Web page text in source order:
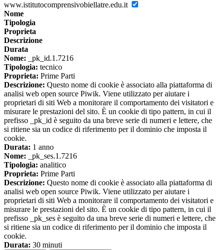
www.istitutocomprensivobiellatre.edu.it
Nome
Tipologia
Proprieta
Descrizione
Durata
Nome: _pk_id.1.7216
Tipologia: tecnico
Proprieta: Prime Parti
Descrizione: Questo nome di cookie è associato alla piattaforma di
analisi web open source Piwik. Viene utilizzato per aiutare i
proprietari di siti Web a monitorare il comportamento dei visitatori e
misurare le prestazioni del sito. È un cookie di tipo pattern, in cui il
prefisso _pk_id è seguito da una breve serie di numeri e lettere, che
si ritiene sia un codice di riferimento per il dominio che imposta il
cookie.
Durata: 1 anno
Nome: _pk_ses.1.7216
Tipologia: analitico
Proprieta: Prime Parti
Descrizione: Questo nome di cookie è associato alla piattaforma di
analisi web open source Piwik. Viene utilizzato per aiutare i
proprietari di siti Web a monitorare il comportamento dei visitatori e
misurare le prestazioni del sito. È un cookie di tipo pattern, in cui il
prefisso _pk_ses è seguito da una breve serie di numeri e lettere, che
si ritiene sia un codice di riferimento per il dominio che imposta il
cookie.
Durata: 30 minuti